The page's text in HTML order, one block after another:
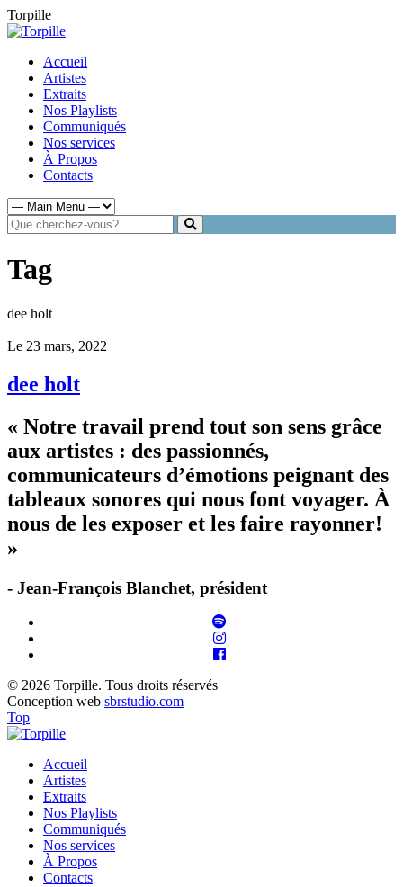
Torpille
Accueil
Artistes
Extraits
Nos Playlists
Communiqués
Nos services
À Propos
Contacts
Tag
dee holt
Le 23 mars, 2022
dee holt
« Notre travail prend tout son sens grâce
aux artistes : des passionnés,
communicateurs d’émotions peignant des
tableaux sonores qui nous font voyager. À
nous de les exposer et les faire rayonner!
»
- Jean-François Blanchet, président
© 2026 Torpille. Tous droits réservés
Conception web sbrstudio.com
Top
Accueil
Artistes
Extraits
Nos Playlists
Communiqués
Nos services
À Propos
Contacts